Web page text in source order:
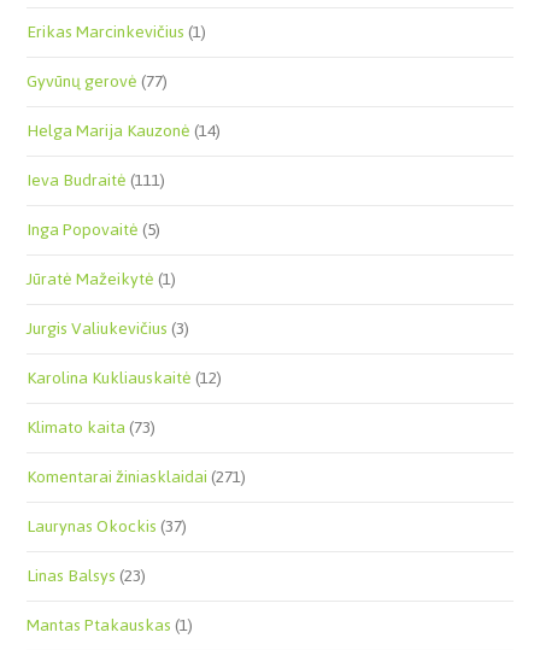
Erikas Marcinkevičius(1)
Gyvūnų gerovė(77)
Helga Marija Kauzonė(14)
Ieva Budraitė(111)
Inga Popovaitė(5)
Jūratė Mažeikytė(1)
Jurgis Valiukevičius(3)
Karolina Kukliauskaitė(12)
Klimato kaita(73)
Komentarai žiniasklaidai(271)
Laurynas Okockis(37)
Linas Balsys(23)
Mantas Ptakauskas(1)